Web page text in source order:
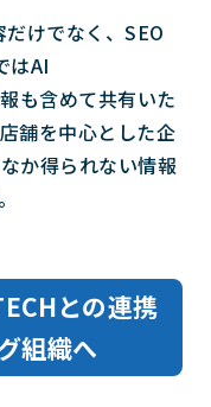
けでなく、SEO
はAI
も含めて共有いた
舗を中心とした企
か得られない情報
との連携
組織へ